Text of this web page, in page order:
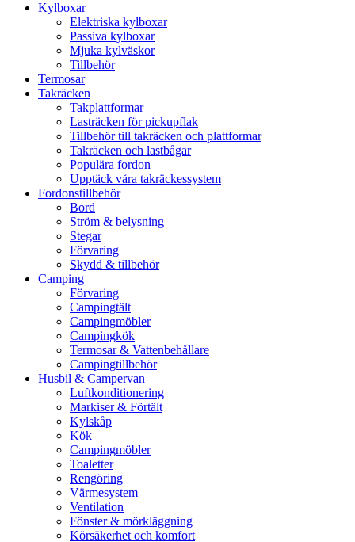
Kylboxar
Elektriska kylboxar
Passiva kylboxar
Mjuka kylväskor
Tillbehör
Termosar
Takräcken
Takplattformar
Lasträcken för pickupflak
Tillbehör till takräcken och plattformar
Takräcken och lastbågar
Populära fordon
Upptäck våra takräckessystem
Fordonstillbehör
Bord
Ström & belysning
Stegar
Förvaring
Skydd & tillbehör
Camping
Förvaring
Campingtält
Campingmöbler
Campingkök
Termosar & Vattenbehållare
Campingtillbehör
Husbil & Campervan
Luftkonditionering
Markiser & Förtält
Kylskåp
Kök
Campingmöbler
Toaletter
Rengöring
Värmesystem
Ventilation
Fönster & mörkläggning
Körsäkerhet och komfort